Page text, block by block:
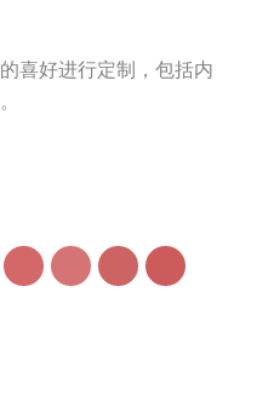
喜好进行定制，包括内